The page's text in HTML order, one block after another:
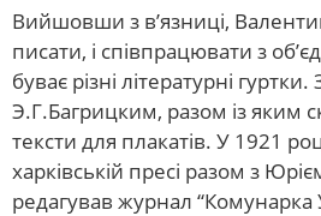
Вийшовши з в’язниці,
писати, і співпрацювати з
буває різні літературні
Э.Г.Багрицким, разом із яким
тексти для плакатів. У 1921
харківській пресі разом з
редагував журнал “Комунарка